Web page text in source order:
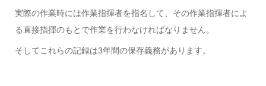
実際の作業時には作業指揮者を指名して、その作業指揮者によ
る直接指揮のもとで作業を行わなければなりません。
そしてこれらの記録は3年間の保存義務があります。